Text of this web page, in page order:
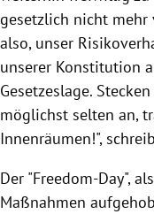
gesetzlich nicht
also, unser
unserer Konstitution
Gesetzeslage.
möglichst selten an,
Innenräumen!",
Der "Freedom-Day",
Maßnahmen